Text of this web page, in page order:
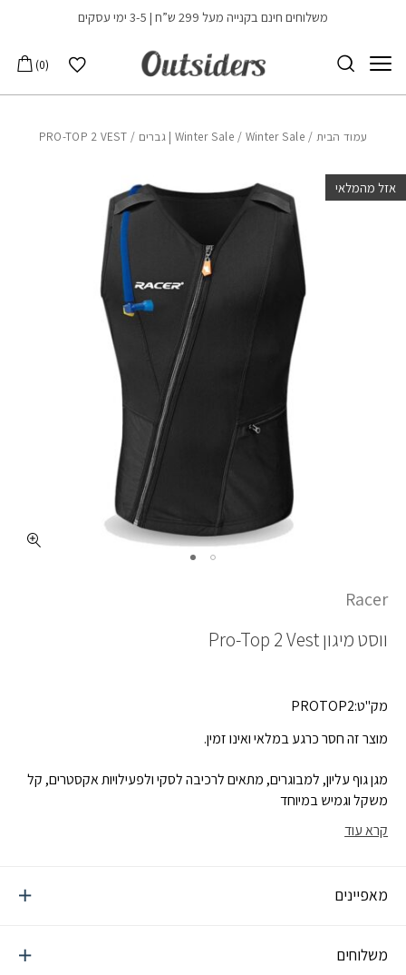
Skip to Contentמשלוחים חינם בקנייה מעל 299 ש”ח | 3-5 ימי עסקים
הרשימה שלי
0
עמוד הבית /
Winter Sale / Winter Sale | גברים / PRO-TOP 2 VEST
Racer
ווסט מיגוןPro-Top 2 Vest
מק"ט:PROTOP2
מוצר זה חסר כרגע במלאי ואינו זמין.
מגן גוף עליון, למבוגרים, מתאים לרכיבה לסקי ולפעילויות אקסטרים, קל
משקל וגמיש במיוחד
קרא עוד
מאפיינים
משלוחים
אזל מהמלאי